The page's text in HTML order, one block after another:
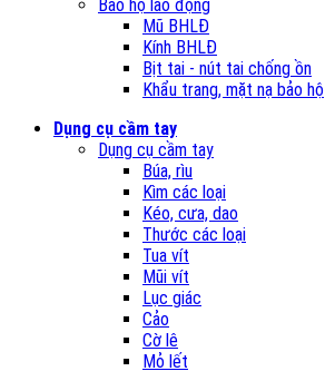
Bảo hộ lao động
Mũ BHLĐ
Kính BHLĐ
Bịt tai - nút tai chống ồn
Khẩu trang, mặt nạ bảo hộ
Dụng cụ cầm tay
Dụng cụ cầm tay
Búa, rìu
Kìm các loại
Kéo, cưa, dao
Thước các loại
Tua vít
Mũi vít
Lục giác
Cảo
Cờ lê
Mỏ lết